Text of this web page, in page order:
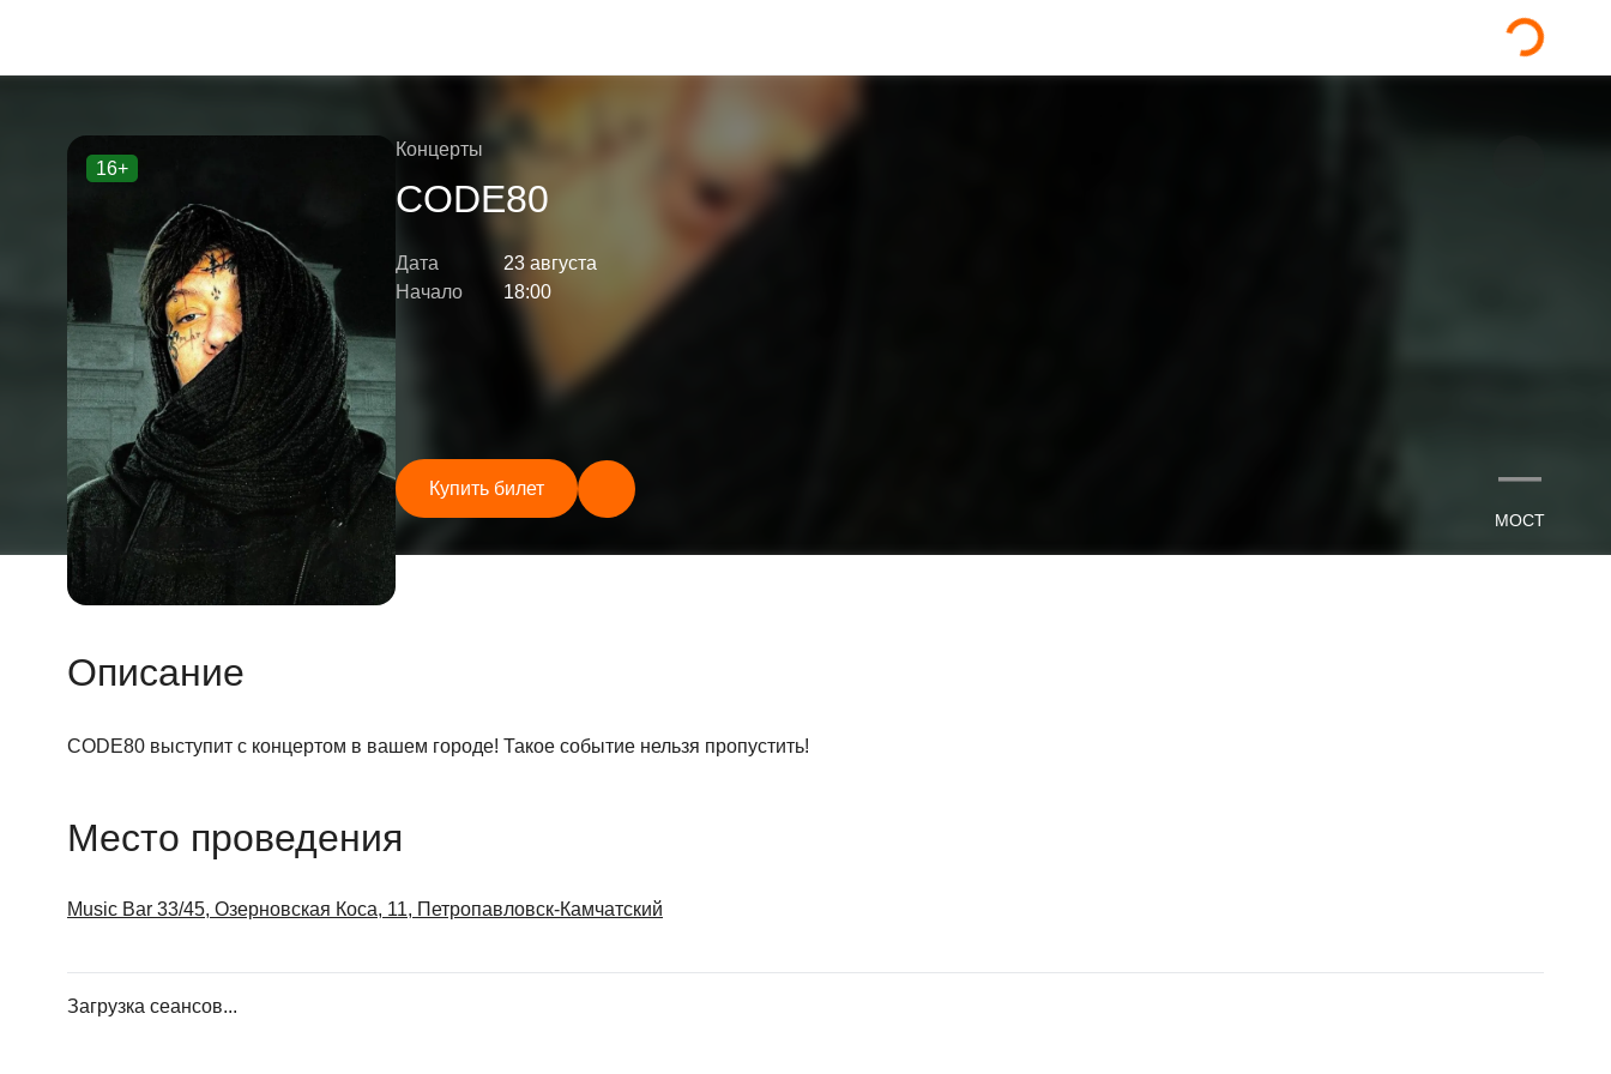
16+
Концерты
CODE80
Дата
23 августа
Начало
18:00
Купить билет —
МОСТ
Описание
CODE80 выступит с концертом в вашем городе! Такое событие нельзя пропустить!
Место проведения
Music Bar 33/45, Озерновская Коса, 11, Петропавловск-Камчатский
Загрузка сеансов...